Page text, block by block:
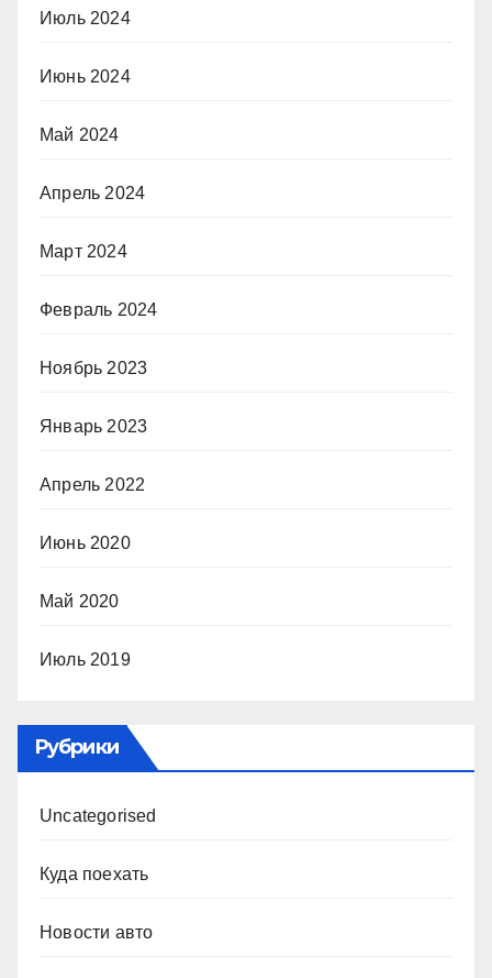
Июль 2024
Июнь 2024
Май 2024
Апрель 2024
Март 2024
Февраль 2024
Ноябрь 2023
Январь 2023
Апрель 2022
Июнь 2020
Май 2020
Июль 2019
Рубрики
Uncategorised
Куда поехать
Новости авто